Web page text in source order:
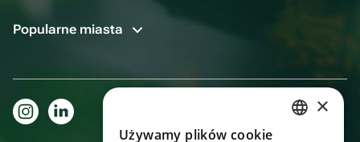
Popularne miasta
×
Używamy plików cookie